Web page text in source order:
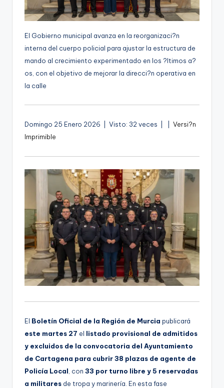
El Gobierno municipal avanza en la reorganizaci?n
interna del cuerpo policial para ajustar la estructura de
mando al crecimiento experimentado en los ?ltimos a?
os, con el objetivo de mejorar la direcci?n operativa en
la calle
Domingo 25 Enero 2026 | Visto: 32 veces |
o
Versi?n
Imprimible
El Boletín Oficial de la Región de Murcia publicará
este martes 27 el listado provisional de admitidos
y excluidos de la convocatoria del Ayuntamiento
de Cartagena para cubrir 38 plazas de agente de
Policía Local , con 33 por turno libre y 5 reservadas
a militares de tropa y marinería. En esta fase